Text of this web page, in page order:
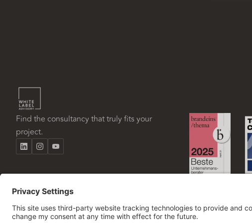
Find the consultancy that truly fits your
project.